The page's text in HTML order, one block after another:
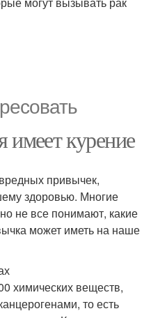
имеет курение
привычек,
здоровью. Многие
не все понимают, какие
может иметь на наше
химических веществ,
то есть